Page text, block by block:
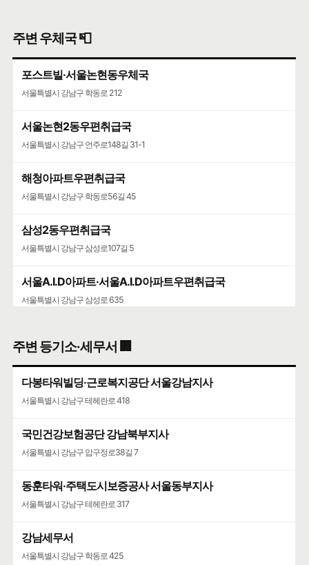
주변 우체국 📮
포스트빌·서울논현동우체국
서울특별시 강남구 학동로 212
서울논현2동우편취급국
서울특별시 강남구 언주로148길 31-1
해청아파트우편취급국
서울특별시 강남구 학동로56길 45
삼성2동우편취급국
서울특별시 강남구 삼성로107길 5
서울A.I.D아파트·서울A.I.D아파트우편취급국
서울특별시 강남구 삼성로 635
서울특별시 강남구 선릉로 572
청담청하우편취급국
서울특별시 강남구 도산대로 507
코엑스
서울특별시 강남구 영동대로 513
주변 등기소·세무서 🏢
다봉타워빌딩·근로복지공단 서울강남지사
서울특별시 강남구 테헤란로 418
국민건강보험공단 강남북부지사
서울특별시 강남구 압구정로38길 7
동훈타워·주택도시보증공사 서울동부지사
서울특별시 강남구 테헤란로 317
강남세무서
서울특별시 강남구 학동로 425